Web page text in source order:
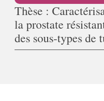
Thèse :
la prostate
des sous-types de